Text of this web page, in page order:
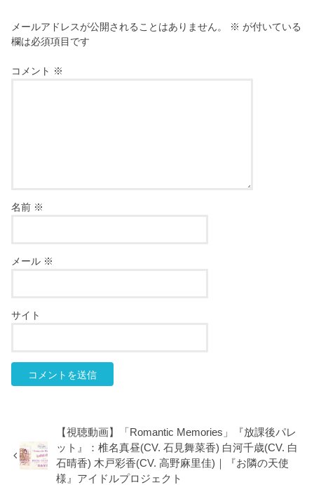
メールアドレスが公開されることはありません。 ※ が付いている
欄は必須項目です
コメント ※
名前 ※
メール ※
サイト
【視聴動画】「Romantic Memories」『放課後パレ
ット』：椎名真昼(CV. 石見舞菜香) 白河千歳(CV. 白
石晴香) 木戸彩香(CV. 高野麻里佳)｜『お隣の天使
様』アイドルプロジェクト